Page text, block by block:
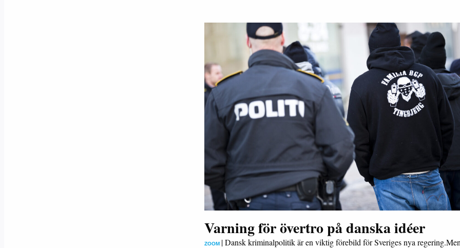
Varning för övertro på danska idéer
ZOOM |Dansk kriminalpolitik är en viktig förebild för Sveriges nya